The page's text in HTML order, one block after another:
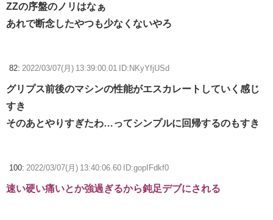
ZZの序盤のノリはなぁ
あれで断念したやつも少なくないやろ
82: 2022/03/07(月) 13:39:00.01 ID:NKyYfjUSd
グリプス前後のマシンの性能がエスカレートしていく感じ
すき
そのあとやりすぎたわ…ってシンプルに回帰するのもすき
100: 2022/03/07(月) 13:40:06.60 ID:gopIFdkf0
速い硬い痛いとか強過ぎるから鈍足デブにされる